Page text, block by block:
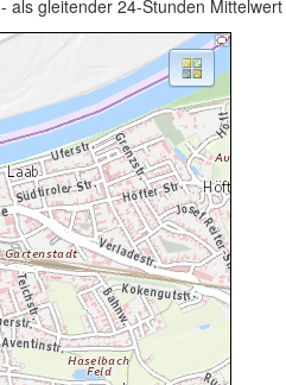
- als gleitender 24-Stunden